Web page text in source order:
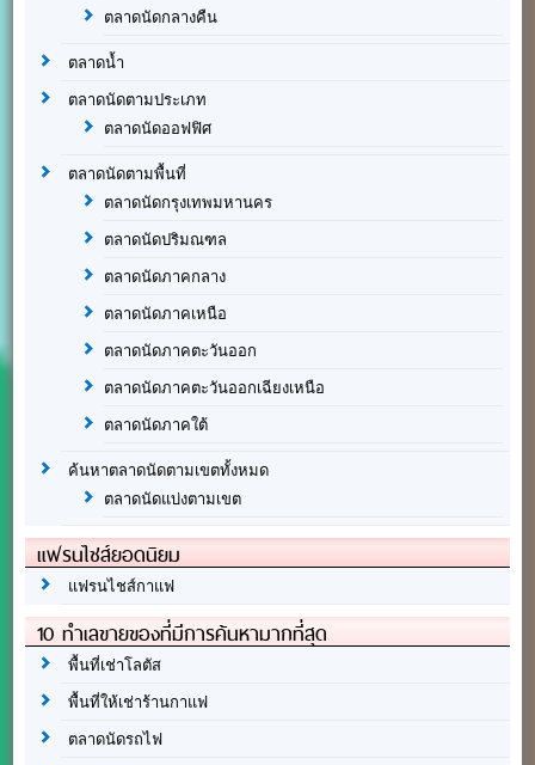
ตลาดนัดกลางคืน
ตลาดน้ำ
ตลาดนัดตามประเภท
ตลาดนัดออฟฟิศ
ตลาดนัดตามพื้นที่
ตลาดนัดกรุงเทพมหานคร
ตลาดนัดปริมณฑล
ตลาดนัดภาคกลาง
ตลาดนัดภาคเหนือ
ตลาดนัดภาคตะวันออก
ตลาดนัดภาคตะวันออกเฉียงเหนือ
ตลาดนัดภาคใต้
ค้นหาตลาดนัดตามเขตทั้งหมด
ตลาดนัดแบ่งตามเขต
แฟรนไชส์ยอดนิยม
แฟรนไชส์กาแฟ
10 ทำเลขายของที่มีการค้นหามากที่สุด
พื้นที่เช่าโลตัส
พื้นที่ให้เช่าร้านกาแฟ
ตลาดนัดรถไฟ